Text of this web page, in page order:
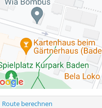
Route berechnen